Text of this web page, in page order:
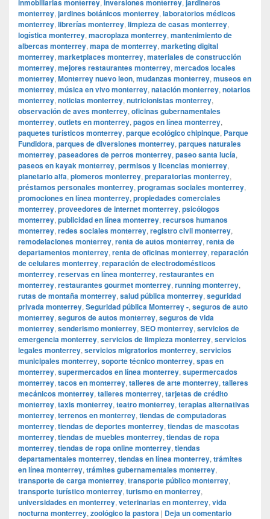
inmobiliarias monterrey, inversiones monterrey, jardineros
monterrey, jardines botánicos monterrey, laboratorios médicos
monterrey, librerías monterrey, limpieza de casas monterrey,
logística monterrey, macroplaza monterrey, mantenimiento de
albercas monterrey, mapa de monterrey, marketing digital
monterrey, marketplaces monterrey, materiales de construcción
monterrey, mejores restaurantes monterrey, mercados locales
monterrey, Monterrey nuevo leon, mudanzas monterrey, museos en
monterrey, música en vivo monterrey, natación monterrey, notarios
monterrey, noticias monterrey, nutricionistas monterrey,
observación de aves monterrey, oficinas gubernamentales
monterrey, outlets en monterrey, pagos en línea monterrey,
paquetes turísticos monterrey, parque ecológico chipinque, Parque
Fundidora, parques de diversiones monterrey, parques naturales
monterrey, paseadores de perros monterrey, paseo santa lucía,
paseos en kayak monterrey, permisos y licencias monterrey,
planetario alfa, plomeros monterrey, preparatorias monterrey,
préstamos personales monterrey, programas sociales monterrey,
promociones en línea monterrey, propiedades comerciales
monterrey, proveedores de internet monterrey, psicólogos
monterrey, publicidad en línea monterrey, recursos humanos
monterrey, redes sociales monterrey, registro civil monterrey,
remodelaciones monterrey, renta de autos monterrey, renta de
departamentos monterrey, renta de oficinas monterrey, reparación
de celulares monterrey, reparación de electrodomésticos
monterrey, reservas en línea monterrey, restaurantes en
monterrey, restaurantes gourmet monterrey, running monterrey,
rutas de montaña monterrey, salud pública monterrey, seguridad
privada monterrey, Seguridad pública Monterrey -, seguros de auto
monterrey, seguros de autos monterrey, seguros de vida
monterrey, senderismo monterrey, SEO monterrey, servicios de
emergencia monterrey, servicios de limpieza monterrey, servicios
legales monterrey, servicios migratorios monterrey, servicios
municipales monterrey, soporte técnico monterrey, spas en
monterrey, supermercados en línea monterrey, supermercados
monterrey, tacos en monterrey, talleres de arte monterrey, talleres
mecánicos monterrey, talleres monterrey, tarjetas de crédito
monterrey, taxis monterrey, teatro monterrey, terapias alternativas
monterrey, terrenos en monterrey, tiendas de computadoras
monterrey, tiendas de deportes monterrey, tiendas de mascotas
monterrey, tiendas de muebles monterrey, tiendas de ropa
monterrey, tiendas de ropa online monterrey, tiendas
departamentales monterrey, tiendas en línea monterrey, trámites
en línea monterrey, trámites gubernamentales monterrey,
transporte de carga monterrey, transporte público monterrey,
transporte turístico monterrey, turismo en monterrey,
universidades en monterrey, veterinarias en monterrey, vida
nocturna monterrey, zoológico la pastora | Deja un comentario